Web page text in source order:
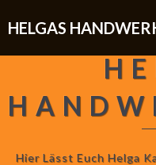
HELGAS
Hier Lässt Euch Helga